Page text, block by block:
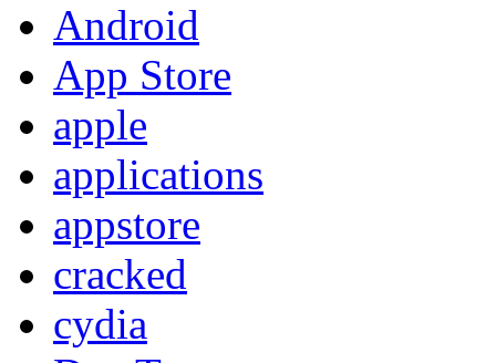
Android
App Store
apple
applications
appstore
cracked
cydia